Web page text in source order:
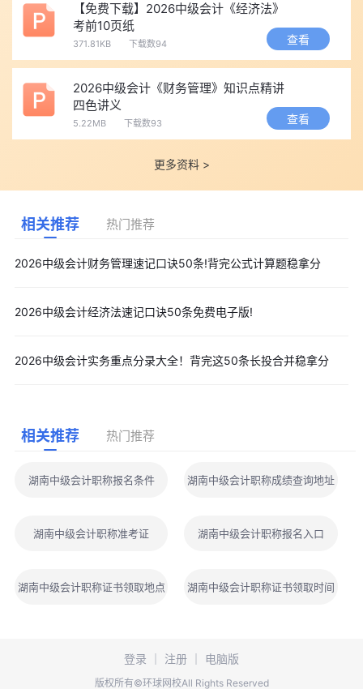
【免费下载】2026中级会计《经济法》
考前10页纸
371.81KB 下载数94 查看
2026中级会计《财务管理》知识点精讲
四色讲义
5.22MB 下载数93 查看
更多资料 >
相关推荐 热门推荐
2026中级会计财务管理速记口诀50条!背完公式计算题稳拿分
2026中级会计经济法速记口诀50条免费电子版!
2026中级会计实务重点分录大全！背完这50条长投合并稳拿分
相关推荐 热门推荐
湖南中级会计职称报名条件 湖南中级会计职称成绩查询地址
湖南中级会计职称准考证 湖南中级会计职称报名入口
湖南中级会计职称证书领取地点 湖南中级会计职称证书领取时间
登录 注册 电脑版
版权所有©环球网校All Rights Reserved